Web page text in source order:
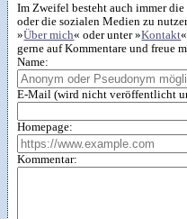
Im Zweifel besteht auch immer
oder die sozialen Medien zu
»Über mich« oder unter »Kontakt
gerne auf Kommentare und freue
Name:
E-Mail (wird nicht veröffentlicht
Homepage:
Kommentar: